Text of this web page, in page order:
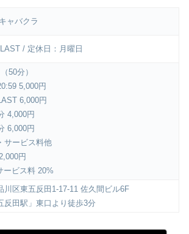
ャバクラ
/ 定休日：月曜日
50分）
5,000円
6,000円
4,000円
6,000円
サービス料他
円
ービス料 20%
川区東五反田1-17-11 佐久間ビル6F
反田駅」東口より徒歩3分